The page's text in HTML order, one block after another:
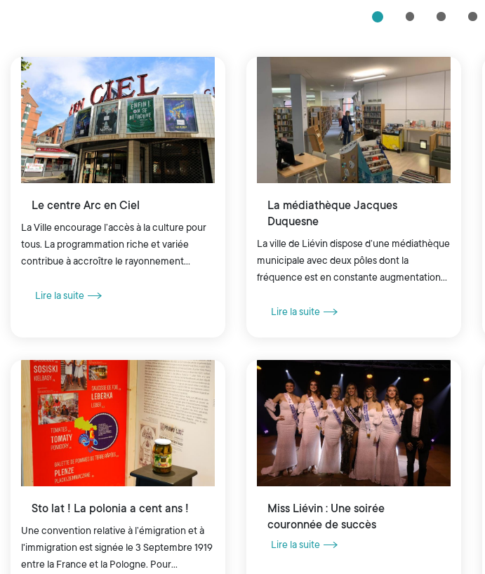
1 2 3 4
Le centre Arc en Ciel
La Ville encourage l’accès à la culture pour
tous. La programmation riche et variée
contribue à accroître le rayonnement
Lire la suite
La médiathèque Jacques
Duquesne
La ville de Liévin dispose d’une médiathèque
municipale avec deux pôles dont la
fréquence est en constante augmentation
Lire la suite
Sto lat ! La polonia a cent ans !
Une convention relative à l’émigration et à
l'immigration est signée le 3 Septembre 1919
entre la France et la Pologne. Pour
Miss Liévin : Une soirée
couronnée de succès
Lire la suite